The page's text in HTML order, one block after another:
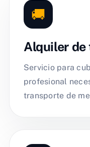
🚚
Alquiler
Servicio para
profesional
transporte de